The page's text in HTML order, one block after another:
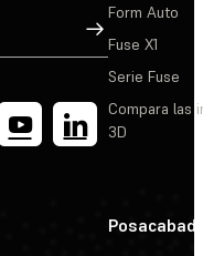
Suscribirse
Form Auto
Fuse X1
Serie Fuse
Compara las
3D